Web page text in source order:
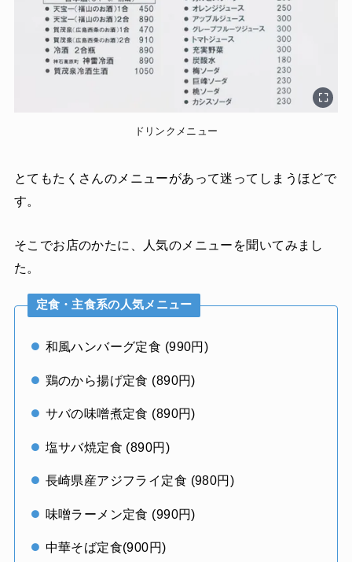
ドリンクメニュー
とてもたくさんのメニューがあって迷ってしまうほどで
す。
そこでお店のかたに、人気のメニューを聞いてみまし
た。
定食・主食系の人気メニュー
和風ハンバーグ定食 (990円)
鶏のから揚げ定食 (890円)
サバの味噌煮定食 (890円)
塩サバ焼定食 (890円)
長崎県産アジフライ定食 (980円)
味噌ラーメン定食 (990円)
中華そば定食(900円)